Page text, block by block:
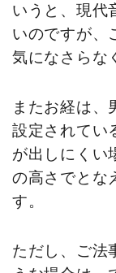
いうと、現代
いのですが、
気になさらな
またお経は、
設定されてい
が出しにくい
の高さでとな
す。
ただし、ご法